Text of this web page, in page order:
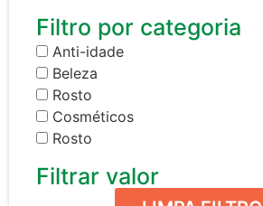
Filtro por categoria
Anti-idade
Beleza
Rosto
Cosméticos
Rosto
Filtrar valor